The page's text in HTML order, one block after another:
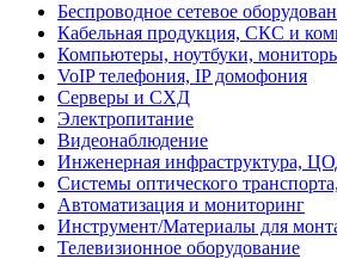
Беспроводное сетевое
Кабельная продукция, СКС и
Компьютеры, ноутбуки,
VoIP телефония, IP домофония
Серверы и СХД
Электропитание
Видеонаблюдение
Инженерная инфраструктура,
Системы оптического
Автоматизация и мониторинг
Инструмент/Материалы для
Телевизионное оборудование